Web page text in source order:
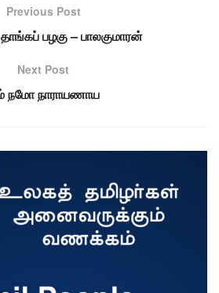
Previous Post
பழகு – பாலகுமாரன்
Next Post
நமோ நாராயணாய